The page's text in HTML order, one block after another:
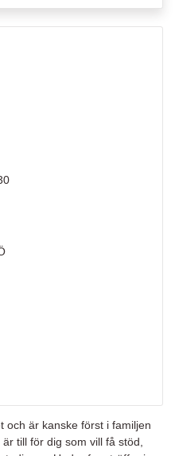
och är kanske först i familjen
till för dig som vill få stöd,